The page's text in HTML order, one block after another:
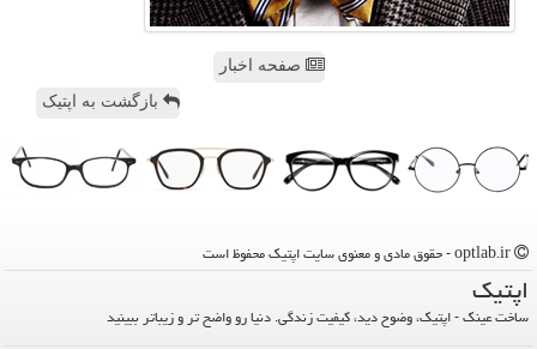
صفحه اخبار
بازگشت به اپتیک
اپتیك
ساخت عینک - اپتیک، وضوح دید، کیفیت زندگی. دنیا رو واضح تر و زیباتر ببینید